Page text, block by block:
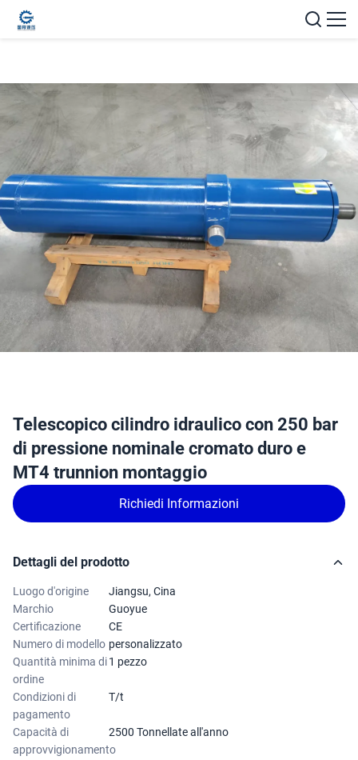
Telescopico cilindro idraulico con 250 bar
di pressione nominale cromato duro e
MT4 trunnion montaggio
Richiedi Informazioni
Dettagli del prodotto
Luogo d'origine
Jiangsu, Cina
Marchio
Guoyue
Certificazione
CE
Numero di modello personalizzato
Quantità minima di
ordine
1 pezzo
Condizioni di
pagamento
T/t
Capacità di
approvvigionamento
2500 Tonnellate all'anno